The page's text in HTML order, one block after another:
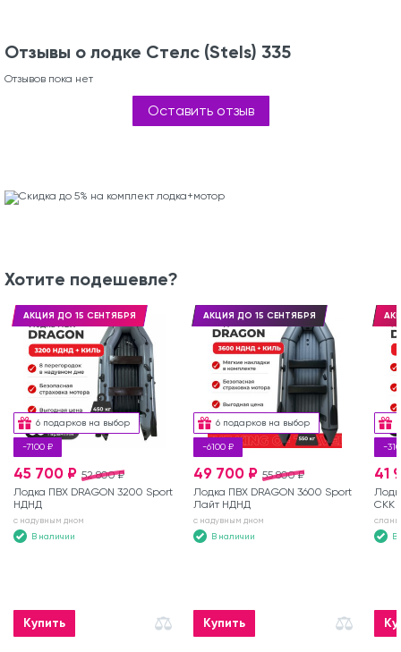
Отзывы о лодке Стелс (Stels) 335
Отзывов пока нет
Оставить отзыв
Хотите подешевле?
6 подарков на выбор
-7100 ₽
АКЦИЯ ДО 15 СЕНТЯБРЯ
52 800 ₽
45 700 ₽
Лодка ПВХ DRAGON 3200 Sport
НДНД
с надувным дном
В наличии
Купить
6 подарков на выбор
-6100 ₽
АКЦИЯ ДО 15 СЕНТЯБРЯ
55 800 ₽
49 700 ₽
Лодка ПВХ DRAGON 3600 Sport
Лайт НДНД
с надувным дном
В наличии
Купить
-
41
СКК
В